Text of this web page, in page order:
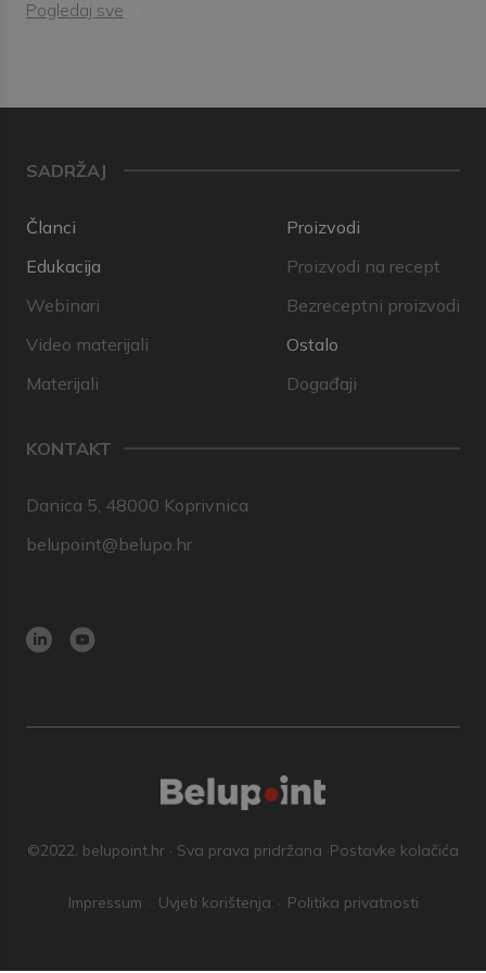
Pogledaj sve
SADRŽAJ
Članci
Edukacija
Webinari
Video materijali
Materijali
Proizvodi
Proizvodi na recept
Bezreceptni proizvodi
Ostalo
Događaji
KONTAKT
Danica 5, 48000 Koprivnica
belupoint@belupo.hr
©2022. belupoint.hr · Sva prava pridržana ·Postavke kolačića
Impressum Uvjeti korištenja Politika privatnosti